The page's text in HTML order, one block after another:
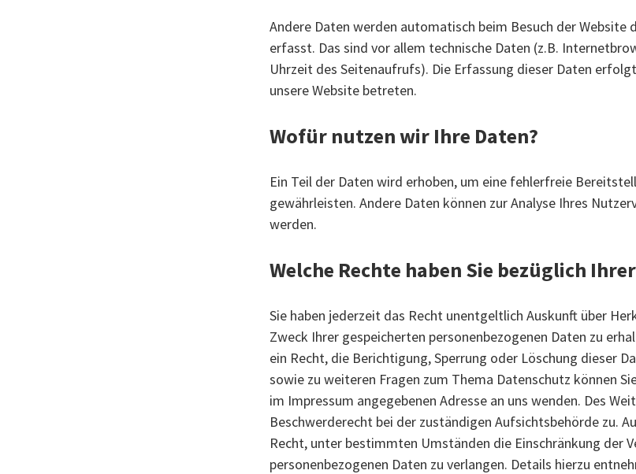
Andere Daten werden automatisch beim Besuch der Website
erfasst. Das sind vor allem technische Daten (z.B.
Uhrzeit des Seitenaufrufs). Die Erfassung dieser Daten
unsere Website betreten.
Wofür nutzen wir Ihre Daten?
Ein Teil der Daten wird erhoben, um eine fehlerfreie
gewährleisten. Andere Daten können zur Analyse Ihres
werden.
Welche Rechte haben Sie bezüglich
Sie haben jederzeit das Recht unentgeltlich Auskunft über
Zweck Ihrer gespeicherten personenbezogenen Daten zu
ein Recht, die Berichtigung, Sperrung oder Löschung dieser
sowie zu weiteren Fragen zum Thema Datenschutz können
im Impressum angegebenen Adresse an uns wenden. Des
Beschwerderecht bei der zuständigen Aufsichtsbehörde zu.
Recht, unter bestimmten Umständen die Einschränkung der
personenbezogenen Daten zu verlangen. Details hierzu